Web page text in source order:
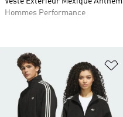
Hommes Performance